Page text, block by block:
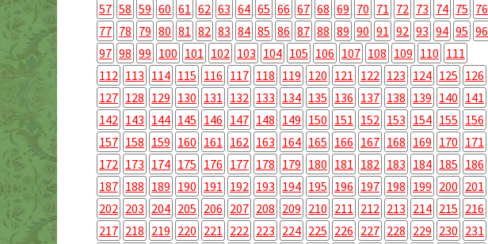
57 58 59 60 61 62 63 64 65 66 67 68 69 70 71 72 73 74 75 76
77 78 79 80 81 82 83 84 85 86 87 88 89 90 91 92 93 94 95 96
97 98 99 100 101 102 103 104 105 106 107 108 109 110 111
112 113 114 115 116 117 118 119 120 121 122 123 124 125 126
127 128 129 130 131 132 133 134 135 136 137 138 139 140 141
142 143 144 145 146 147 148 149 150 151 152 153 154 155 156
157 158 159 160 161 162 163 164 165 166 167 168 169 170 171
172 173 174 175 176 177 178 179 180 181 182 183 184 185 186
187 188 189 190 191 192 193 194 195 196 197 198 199 200 201
202 203 204 205 206 207 208 209 210 211 212 213 214 215 216
217 218 219 220 221 222 223 224 225 226 227 228 229 230 231